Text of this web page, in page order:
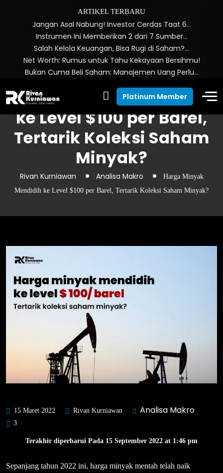
ARTIKEL TERBARU
Jangan Asal Nabung! Investor Cerdas Taat 6…
Instrumen Ini Memberikan 2 dari 7 Sumber…
Salah Kelola Keuangan, Bisa Rugi di Saham?…
Net Worth: Rumus untuk Tahu Kekayaan Bersihmu!
Bukan Cuma Beli Saham: Manajemen Uang Perlu…
Platinum Member
Harga Minyak Mendidih
ke Level $100 per Barel,
Tertarik Koleksi Saham
Minyak?
Rivan Kurniawan Analisa Makro
Harga Minyak
Mendidih ke Level $100 per Barel, Tertarik Koleksi Saham Minyak?
15 Maret 2022 Rivan Kurniawan Analisa Makro
3
Terakhir diperbarui Pada 15 September 2022 at 1:46 pm
Sepanjang tahun 2022 ini, harga minyak mentah telah naik